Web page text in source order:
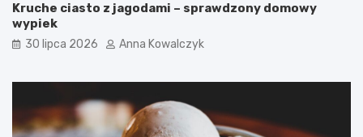
Kruche ciasto z jagodami – sprawdzony domowy
wypiek
30 lipca 2026 Anna Kowalczyk